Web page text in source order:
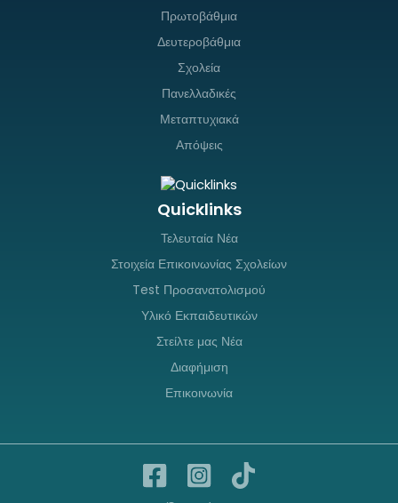
Πρωτοβάθμια
Δευτεροβάθμια
Σχολεία
Πανελλαδικές
Μεταπτυχιακά
Απόψεις
Quicklinks
Τελευταία Νέα
Στοιχεία Επικοινωνίας Σχολείων
Test Προσανατολισμού
Υλικό Εκπαιδευτικών
Στείλτε μας Νέα
Διαφήμιση
Επικοινωνία